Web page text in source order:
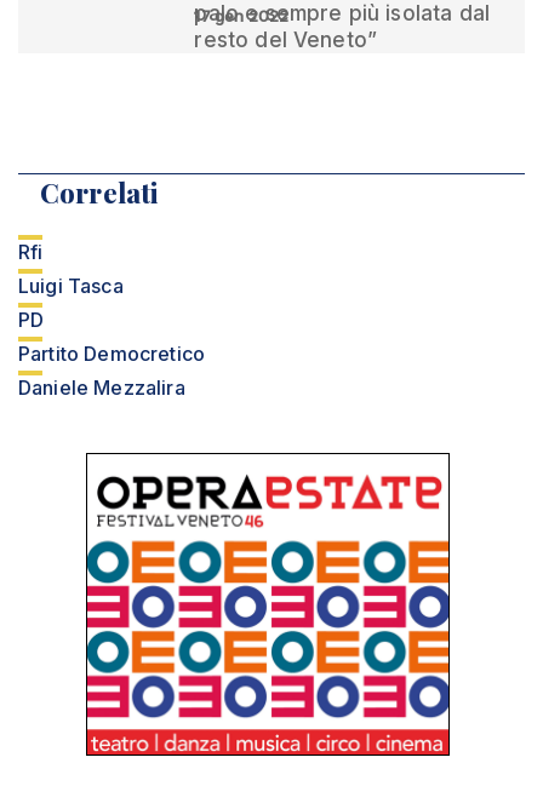
palo e sempre più isolata dal
resto del Veneto”
17 gen 2022
Correlati
Rfi
Luigi Tasca
PD
Partito Democretico
Daniele Mezzalira